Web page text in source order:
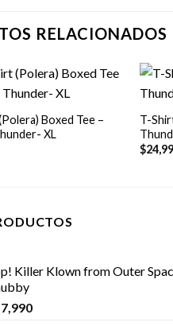
RELACIONADOS
Boxed Tee –
XL
T-
$
Killer Klown from Outer